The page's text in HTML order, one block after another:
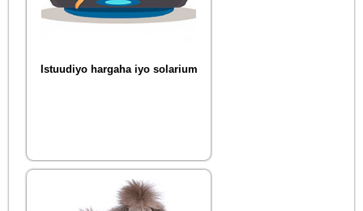
Istuudiyo hargaha iyo solarium